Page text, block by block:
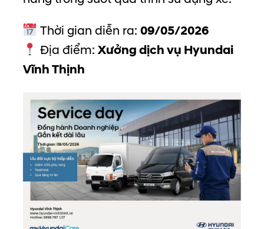
Thời gian diễn ra: 09/05/2026
Địa điểm: Xưởng dịch vụ Hyundai
Vĩnh Thịnh